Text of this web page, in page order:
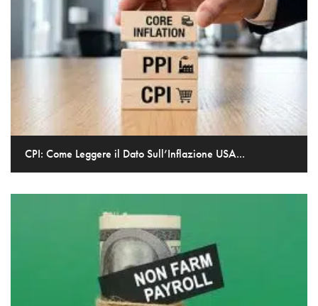
CPI: Come Leggere il Dato Sull’Inflazione USA...